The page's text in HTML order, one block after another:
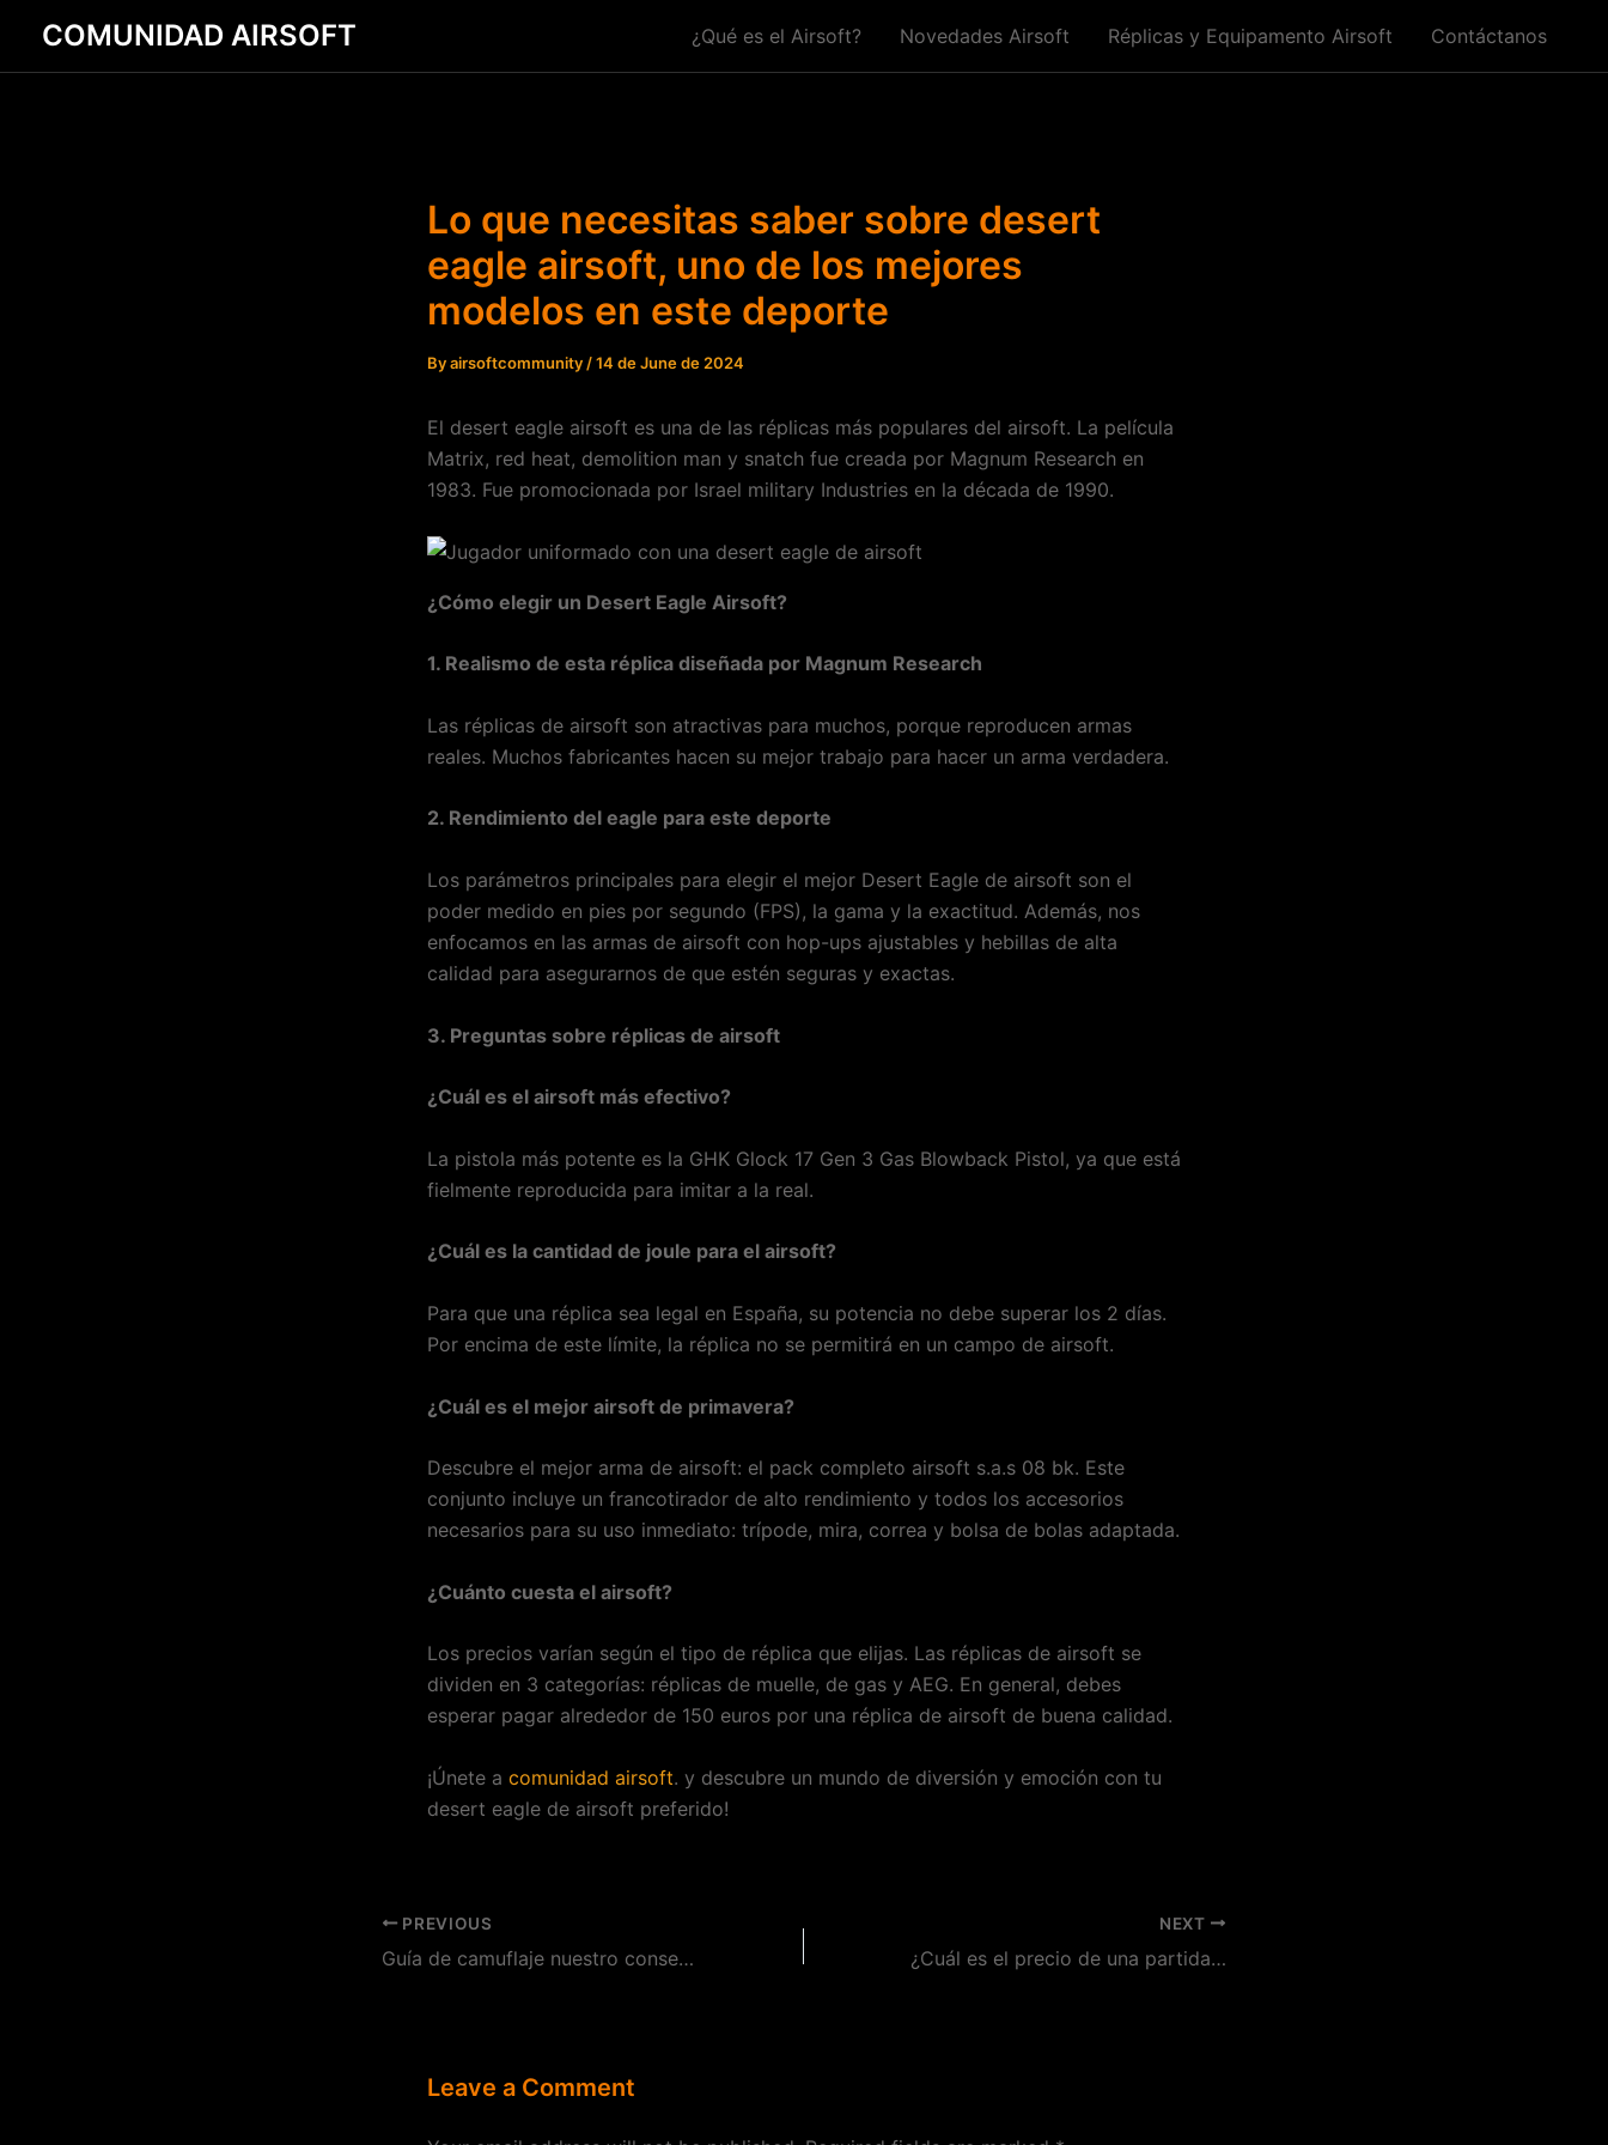
content
COMUNIDAD AIRSOFT ¿Qué es el Airsoft? Novedades Airsoft Réplicas y Equipamento Airsoft Contáctanos
Lo que necesitas saber sobre desert
eagle airsoft, uno de los mejores
modelos en este deporte
Byairsoftcommunity /14 de June de 2024
El desert eagle airsoft es una de las réplicas más populares del airsoft. La película
Matrix, red heat, demolition man y snatch fue creada por Magnum Research en
1983. Fue promocionada por Israel military Industries en la década de 1990.
¿Cómo elegir un Desert Eagle Airsoft?
1. Realismo de esta réplica diseñada por Magnum Research
Las réplicas de airsoft son atractivas para muchos, porque reproducen armas
reales. Muchos fabricantes hacen su mejor trabajo para hacer un arma verdadera.
2. Rendimiento del eagle para este deporte
Los parámetros principales para elegir el mejor Desert Eagle de airsoft son el
poder medido en pies por segundo (FPS), la gama y la exactitud. Además, nos
enfocamos en las armas de airsoft con hop-ups ajustables y hebillas de alta
calidad para asegurarnos de que estén seguras y exactas.
3. Preguntas sobre réplicas de airsoft
¿Cuál es el airsoft más efectivo?
La pistola más potente es la GHK Glock 17 Gen 3 Gas Blowback Pistol, ya que está
fielmente reproducida para imitar a la real.
¿Cuál es la cantidad de joule para el airsoft?
Para que una réplica sea legal en España, su potencia no debe superar los 2 días.
Por encima de este límite, la réplica no se permitirá en un campo de airsoft.
¿Cuál es el mejor airsoft de primavera?
Descubre el mejor arma de airsoft: el pack completo airsoft s.a.s 08 bk. Este
conjunto incluye un francotirador de alto rendimiento y todos los accesorios
necesarios para su uso inmediato: trípode, mira, correa y bolsa de bolas adaptada.
¿Cuánto cuesta el airsoft?
Los precios varían según el tipo de réplica que elijas. Las réplicas de airsoft se
dividen en 3 categorías: réplicas de muelle, de gas y AEG. En general, debes
esperar pagar alrededor de 150 euros por una réplica de airsoft de buena calidad.
¡Únete a comunidad airsoft. y descubre un mundo de diversión y emoción con tu
desert eagle de airsoft preferido!
PREVIOUS
Guía de camuflaje nuestro consejo para francotiradores
NEXT
¿Cuál es el precio de una partida de airsoft en general?
Leave a Comment